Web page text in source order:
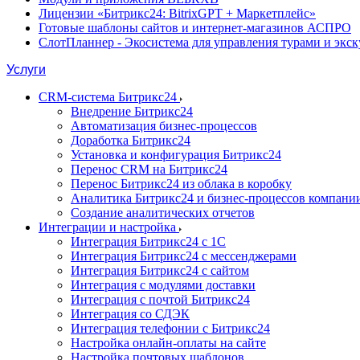
Лицензии «Битрикс24: BitrixGPT + Маркетплейс»
Готовые шаблоны сайтов и интернет-магазинов АСПРО
СлотПланнер - Экосистема для управления турами и
Услуги
CRM-система Битрикс24
Внедрение Битрикс24
Автоматизация бизнес-процессов
Доработка Битрикс24
Установка и конфигурация Битрикс24
Перенос CRM на Битрикс24
Перенос Битрикс24 из облака в коробку
Аналитика Битрикс24 и бизнес-процессов
Создание аналитических отчетов
Интеграции и настройка
Интеграция Битрикс24 с 1С
Интеграция Битрикс24 с мессенджерами
Интеграция Битрикс24 с сайтом
Интеграция с модулями доставки
Интеграция с почтой Битрикс24
Интеграция со СДЭК
Интеграция телефонии с Битрикс24
Настройка онлайн-оплаты на сайте
Настройка почтовых шаблонов